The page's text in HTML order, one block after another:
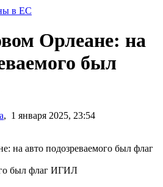
в ЕС
Орлеане: на
был
, 1 января 2025, 23:54
был флаг ИГИЛ